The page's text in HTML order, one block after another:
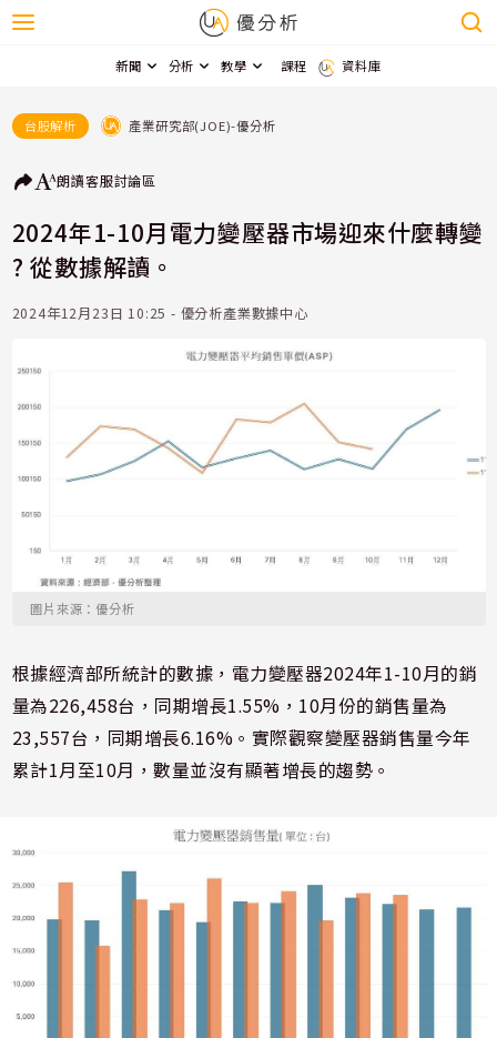
新聞 分析 教學 課程 資料庫
台股解析 產業研究部(JOE)-優分析
朗讀客服討論區
2024年1-10月電力變壓器市場迎來什麼轉變
? 從數據解讀。
2024年12月23日 10:25 - 優分析產業數據中心
圖片來源：優分析
根據經濟部所統計的數據，電力變壓器2024年1-10月的銷
量為226,458台，同期增長1.55%，10月份的銷售量為
23,557台，同期增長6.16%。實際觀察變壓器銷售量今年
累計1月至10月，數量並沒有顯著增長的趨勢。